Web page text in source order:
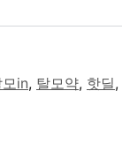
모in, 탈모약, 핫딜,